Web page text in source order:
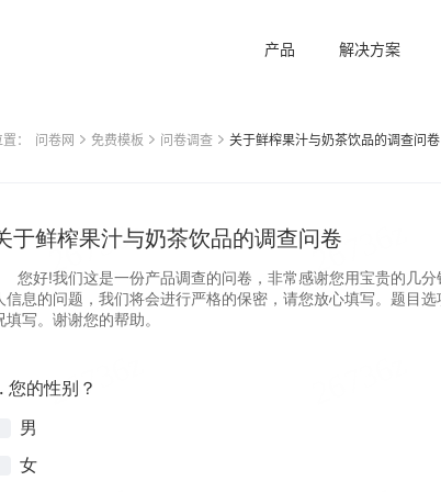
产品 解决方案
： 问卷网 免费模板 问卷调查 关于鲜榨果汁与奶茶饮品的调查问卷